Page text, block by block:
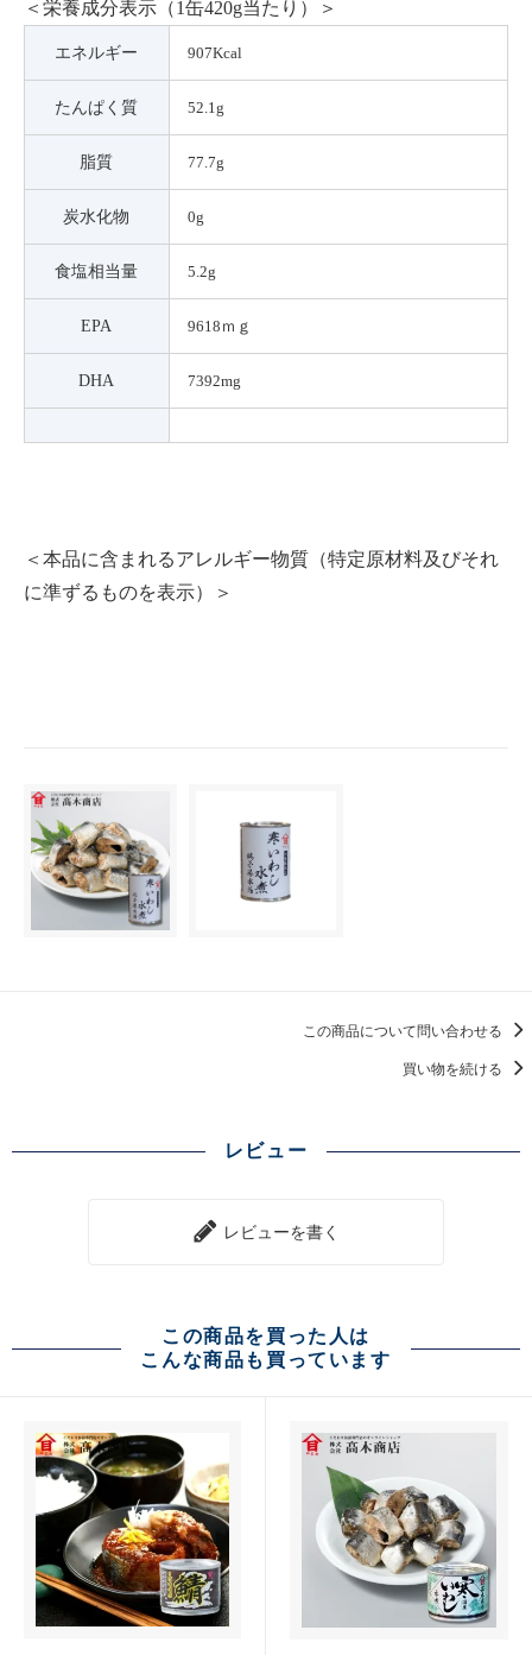
＜栄養成分表示（1缶420g当たり）＞
エネルギー 907Kcal
たんぱく質 52.1g
脂質 77.7g
炭水化物 0g
食塩相当量 5.2g
EPA 9618ｍｇ
DHA 7392mg
＜本品に含まれるアレルギー物質（特定原材料及びそれ
に準ずるものを表示）＞
この商品について問い合わせる
買い物を続ける
レビュー
レビューを書く
この商品を買った人は
こんな商品も買っています